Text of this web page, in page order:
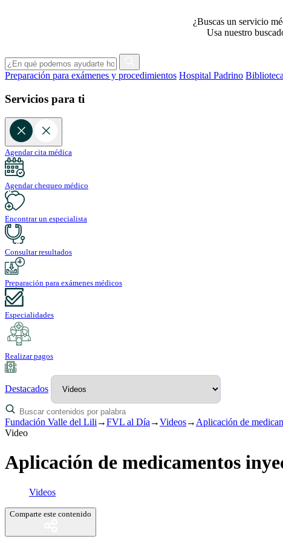
¿Buscas un servicio
Usa nuestro
Preparación para exámenes y procedimientos Hospital Padrino Biblioteca
Servicios para ti
Agendar cita médica
Agendar chequeo médico
Encontrar un especialista
Consultar resultados
Preparación para exámenes médicos
Especialidades
Realizar pagos
Destacados
Fundación Valle del Lili →FVL al Día →Videos→ Aplicación de
Video
Aplicación de medicamentos
Videos
Comparte este contenido